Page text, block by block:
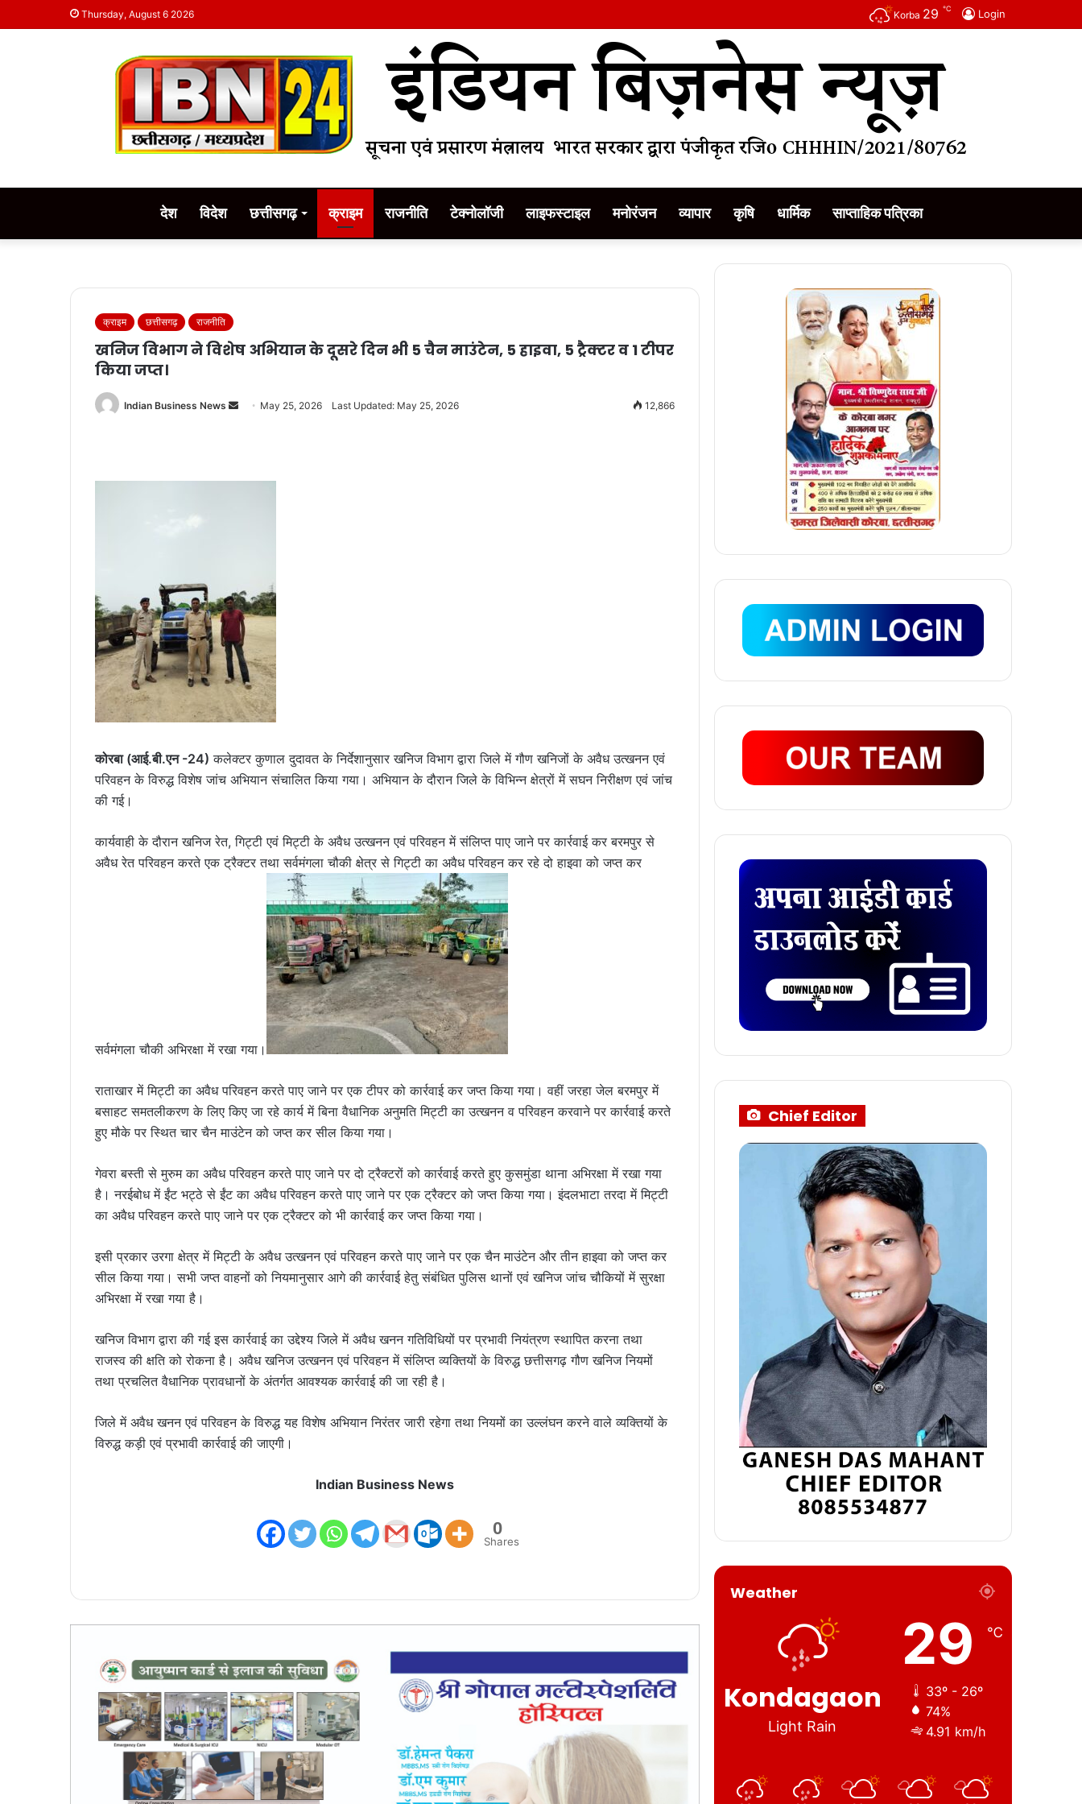
Thursday, August 6 2026 Login
Korba 29 ℃
देश विदेश छत्तीसगढ़ क्राइम राजनीति टेक्नोलॉजी लाइफस्टाइल मनोरंजन व्यापार कृषि धार्मिक साप्ताहिक पत्रिका
क्राइम छत्तीसगढ़ राजनीति
खनिज विभाग ने विशेष अभियान के दूसरे दिन भी 5 चैन माउंटेन, 5 हाइवा, 5 ट्रैक्टर व 1 टीपर
किया जप्त।
Indian Business News
Send May 25, 2026 Last Updated: May 25, 2026 12,866
कोरबा (आई.बी.एन -24) कलेक्टर कुणाल दुदावत के निर्देशानुसार खनिज विभाग द्वारा जिले में गौण खनिजों के अवैध उत्खनन एवं
परिवहन के विरुद्ध विशेष जांच अभियान संचालित किया गया। अभियान के दौरान जिले के विभिन्न क्षेत्रों में सघन निरीक्षण एवं जांच
की गई।
कार्यवाही के दौरान खनिज रेत, गिट्टी एवं मिट्टी के अवैध उत्खनन एवं परिवहन में संलिप्त पाए जाने पर कार्रवाई कर बरमपुर से
अवैध रेत परिवहन करते एक ट्रैक्टर तथा सर्वमंगला चौकी क्षेत्र से गिट्टी का अवैध परिवहन कर रहे दो हाइवा को जप्त कर
सर्वमंगला चौकी अभिरक्षा में रखा गया।
राताखार में मिट्टी का अवैध परिवहन करते पाए जाने पर एक टीपर को कार्रवाई कर जप्त किया गया। वहीं जरहा जेल बरमपुर में
बसाहट समतलीकरण के लिए किए जा रहे कार्य में बिना वैधानिक अनुमति मिट्टी का उत्खनन व परिवहन करवाने पर कार्रवाई करते
हुए मौके पर स्थित चार चैन माउंटेन को जप्त कर सील किया गया।
गेवरा बस्ती से मुरुम का अवैध परिवहन करते पाए जाने पर दो ट्रैक्टरों को कार्रवाई करते हुए कुसमुंडा थाना अभिरक्षा में रखा गया
है। नरईबोध में ईंट भट्ठे से ईंट का अवैध परिवहन करते पाए जाने पर एक ट्रैक्टर को जप्त किया गया। इंदलभाटा तरदा में मिट्टी
का अवैध परिवहन करते पाए जाने पर एक ट्रैक्टर को भी कार्रवाई कर जप्त किया गया।
इसी प्रकार उरगा क्षेत्र में मिट्टी के अवैध उत्खनन एवं परिवहन करते पाए जाने पर एक चैन माउंटेन और तीन हाइवा को जप्त कर
सील किया गया। सभी जप्त वाहनों को नियमानुसार आगे की कार्रवाई हेतु संबंधित पुलिस थानों एवं खनिज जांच चौकियों में सुरक्षा
अभिरक्षा में रखा गया है।
खनिज विभाग द्वारा की गई इस कार्रवाई का उद्देश्य जिले में अवैध खनन गतिविधियों पर प्रभावी नियंत्रण स्थापित करना तथा
राजस्व की क्षति को रोकना है। अवैध खनिज उत्खनन एवं परिवहन में संलिप्त व्यक्तियों के विरुद्ध छत्तीसगढ़ गौण खनिज नियमों
तथा प्रचलित वैधानिक प्रावधानों के अंतर्गत आवश्यक कार्रवाई की जा रही है।
जिले में अवैध खनन एवं परिवहन के विरुद्ध यह विशेष अभियान निरंतर जारी रहेगा तथा नियमों का उल्लंघन करने वाले व्यक्तियों के
विरुद्ध कड़ी एवं प्रभावी कार्रवाई की जाएगी।
Indian Business News
0
Shares
Chief Editor
Weather
Kondagaon
Light Rain
29 ℃
33º - 26º
74%
4.91 km/h